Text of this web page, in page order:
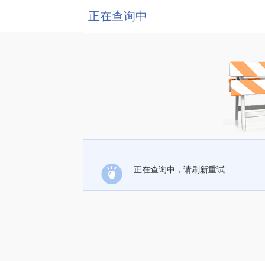
正在查询中
正在查询中，请刷新重试